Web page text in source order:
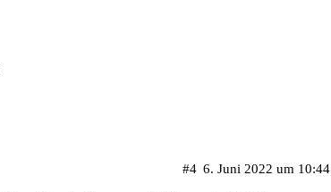
6. Juni 2022 um 10:44
#4